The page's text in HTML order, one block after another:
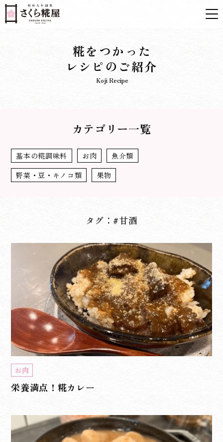
糀をつかった
レシピのご紹介
Koji Recipe
カテゴリー一覧
基本の糀調味料 お肉
魚介類
野菜・豆・キノコ類
果物
タグ：#甘酒
お肉
栄養満点！糀カレー